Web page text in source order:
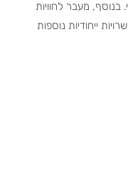
בנוסף, מעבר לחוויות
ייחודיות נוספות